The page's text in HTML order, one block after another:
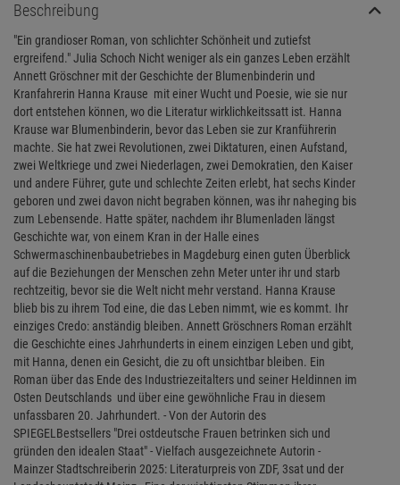
Beschreibung
"Ein grandioser Roman, von schlichter Schönheit und zutiefst
ergreifend." Julia Schoch Nicht weniger als ein ganzes Leben erzählt
Annett Gröschner mit der Geschichte der Blumenbinderin und
Kranfahrerin Hanna Krause  mit einer Wucht und Poesie, wie sie nur
dort entstehen können, wo die Literatur wirklichkeitssatt ist. Hanna
Krause war Blumenbinderin, bevor das Leben sie zur Kranführerin
machte. Sie hat zwei Revolutionen, zwei Diktaturen, einen Aufstand,
zwei Weltkriege und zwei Niederlagen, zwei Demokratien, den Kaiser
und andere Führer, gute und schlechte Zeiten erlebt, hat sechs Kinder
geboren und zwei davon nicht begraben können, was ihr naheging bis
zum Lebensende. Hatte später, nachdem ihr Blumenladen längst
Geschichte war, von einem Kran in der Halle eines
Schwermaschinenbaubetriebes in Magdeburg einen guten Überblick
auf die Beziehungen der Menschen zehn Meter unter ihr und starb
rechtzeitig, bevor sie die Welt nicht mehr verstand. Hanna Krause
blieb bis zu ihrem Tod eine, die das Leben nimmt, wie es kommt. Ihr
einziges Credo: anständig bleiben. Annett Gröschners Roman erzählt
die Geschichte eines Jahrhunderts in einem einzigen Leben und gibt,
mit Hanna, denen ein Gesicht, die zu oft unsichtbar bleiben. Ein
Roman über das Ende des Industriezeitalters und seiner Heldinnen im
Osten Deutschlands  und über eine gewöhnliche Frau in diesem
unfassbaren 20. Jahrhundert. - Von der Autorin des
SPIEGELBestsellers "Drei ostdeutsche Frauen betrinken sich und
gründen den idealen Staat" - Vielfach ausgezeichnete Autorin -
Mainzer Stadtschreiberin 2025: Literaturpreis von ZDF, 3sat und der